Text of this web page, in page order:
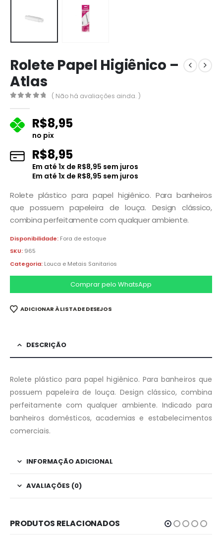
Rolete Papel Higiênico –
Atlas
( Não há avaliações ainda. )
R$8,95
no pix
R$8,95
Em até 1x de R$8,95 sem juros
Em até 1x de R$8,95 sem juros
Rolete plástico para papel higiênico. Para banheiros
que possuem papeleira de louça. Design clássico,
combina perfeitamente com qualquer ambiente.
Disponibilidade: Fora de estoque
SKU: 965
Categoria: Louca e Metais Sanitarios
Comprar pelo WhatsApp
ADICIONAR À LISTA DE DESEJOS
DESCRIÇÃO
Rolete plástico para papel higiênico. Para banheiros que
possuem papeleira de louça. Design clássico, combina
perfeitamente com qualquer ambiente. Indicado para
banheiros domésticos, academias e estabelecimentos
comerciais.
INFORMAÇÃO ADICIONAL
AVALIAÇÕES (0)
PRODUTOS RELACIONADOS